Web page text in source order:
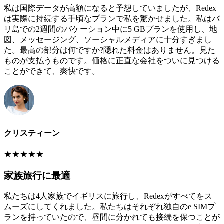
私は国際データが高額になると予想していましたが、Redex
は実際に持続する手頃なプランで私を驚かせました。私はバ
リ島での2週間のバケーション中に5 GBプランを使用し、地
図、メッセージング、ソーシャルメディアに十分すぎまし
た。最高の部分は何ですか?隠れた料金はありません。見た
ものが支払うものです。価格に正直な会社をついに見つける
ことができて、爽快です。
クリスティーン
★★★★★
家族旅行に最適
私たちは4人家族でイギリスに旅行し、Redexがすべてをス
ムーズにしてくれました。私たちはそれぞれ独自のe SIMプ
ランを持っていたので、昼間に分かれても接続を保つことが